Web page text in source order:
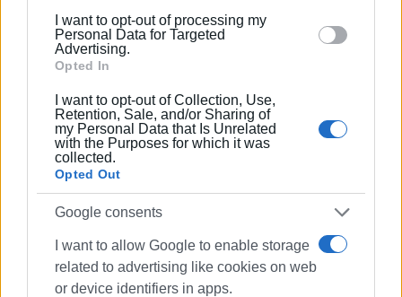
section.
I want to opt-out of processing my
Personal Data for Targeted
Advertising.
Opted In
I want to opt-out of Collection, Use,
Retention, Sale, and/or Sharing of
my Personal Data that Is Unrelated
with the Purposes for which it was
collected.
Opted Out
Google consents
I want to allow Google to enable storage
related to advertising like cookies on web
or device identifiers in apps.